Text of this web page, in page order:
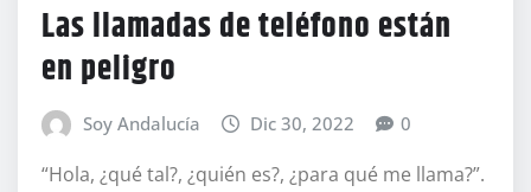
Las llamadas de teléfono están
en peligro
Soy Andalucía Dic 30, 2022 0
“Hola, ¿qué tal?, ¿quién es?, ¿para qué me llama?”.